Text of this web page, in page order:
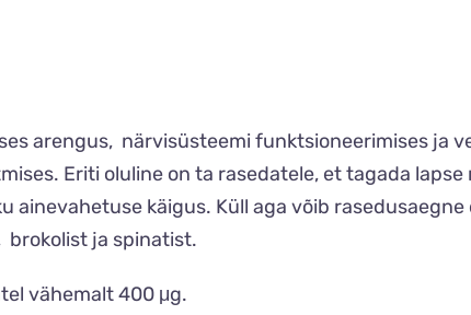
arengus, närvisüsteemi funktsioneerimises ja
Eriti oluline on ta rasedatele, et tagada
ainevahetuse käigus. Küll aga võib
brokolist ja spinatist.
vähemalt 400 μg.